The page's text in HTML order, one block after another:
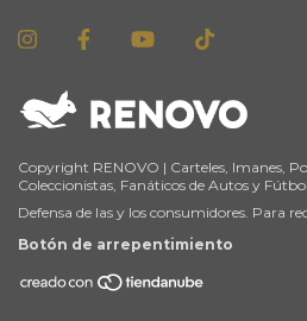
Copyright RENOVO | Carteles, Imanes,
Coleccionistas, Fanáticos de Autos y
Defensa de las y los consumidores. Para
Botón de arrepentimiento